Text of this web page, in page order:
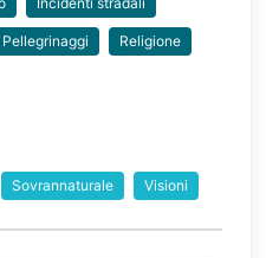
Pellegrinaggi Religione
Sovrannaturale Visioni